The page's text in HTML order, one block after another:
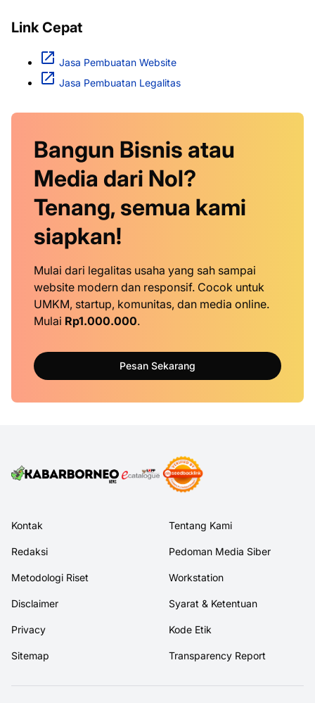
Link Cepat
Jasa Pembuatan Website
Jasa Pembuatan Legalitas
Bangun Bisnis atau
Media dari Nol?
Tenang, semua kami
siapkan!
Mulai dari legalitas usaha yang sah sampai
website modern dan responsif. Cocok untuk
UMKM, startup, komunitas, dan media online.
Mulai Rp1.000.000.
Pesan Sekarang
Kontak Tentang Kami
Redaksi Pedoman Media Siber
Metodologi Riset Workstation
Disclaimer Syarat & Ketentuan
Privacy Kode Etik
Sitemap Transparency Report